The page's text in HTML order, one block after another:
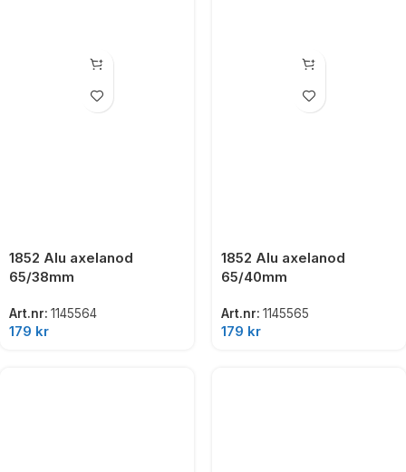
1852 Alu axelanod
65/38mm
Art.nr: 1145564
179 kr
1852 Alu axelanod
65/40mm
Art.nr: 1145565
179 kr